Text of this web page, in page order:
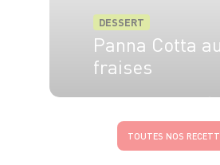
DESSERT
Panna Cotta
fraises
TOUTES NOS